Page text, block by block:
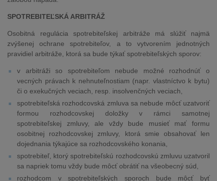
SPOTREBITEĽSKÁ ARBITRÁŽ
Osobitná regulácia spotrebiteľskej arbitráže má slúžiť najmä
zvýšenej ochrane spotrebiteľov, a to vytvorením jednotných
pravidiel arbitráže, ktorá sa bude týkať spotrebiteľských sporov:
v arbitráži so spotrebiteľom nebude možné rozhodnúť o
vecných právach k nehnuteľnostiam (napr. vlastníctvo k bytu)
či o exekučných veciach, resp. insolvenčných veciach,
spotrebiteľská rozhodcovská zmluva sa nebude môcť uzatvoriť
formou rozhodcovskej doložky v rámci samotnej
spotrebiteľskej zmluvy, ale vždy bude musieť mať formu
osobitnej rozhodcovskej zmluvy, ktorá smie obsahovať len
dojednania týkajúce sa rozhodcovského konania,
spotrebiteľ, ktorý spotrebiteľskú rozhodcovskú zmluvu uzatvoril
sa napriek tomu vždy bude môcť obrátiť na všeobecný súd,
rozhodcom v spotrebiteľských sporoch bude môcť byť